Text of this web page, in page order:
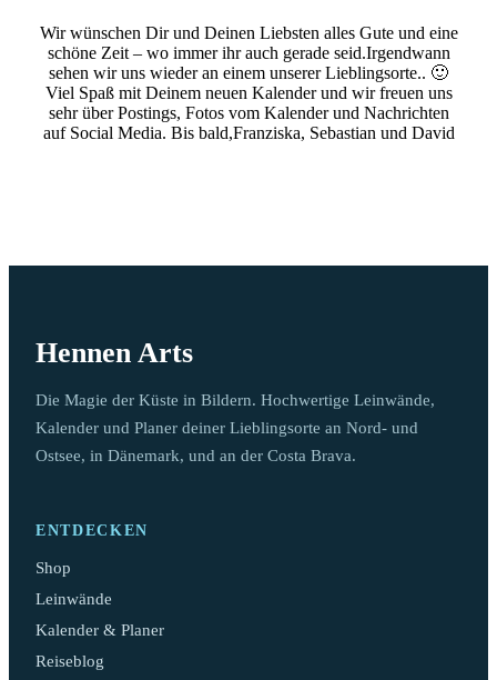
Wir wünschen Dir und Deinen Liebsten alles Gute und eine
schöne Zeit – wo immer ihr auch gerade seid.Irgendwann
sehen wir uns wieder an einem unserer Lieblingsorte.. 🙂
Viel Spaß mit Deinem neuen Kalender und wir freuen uns
sehr über Postings, Fotos vom Kalender und Nachrichten
auf Social Media. Bis bald,Franziska, Sebastian und David
Hennen Arts
Die Magie der Küste in Bildern. Hochwertige Leinwände,
Kalender und Planer deiner Lieblingsorte an Nord- und
Ostsee, in Dänemark, und an der Costa Brava.
ENTDECKEN
Shop
Leinwände
Kalender & Planer
Reiseblog